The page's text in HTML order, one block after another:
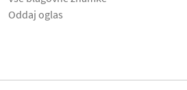
Oddaj oglas